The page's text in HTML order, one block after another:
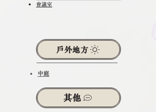
會議室
戶外地方
中庭
其他